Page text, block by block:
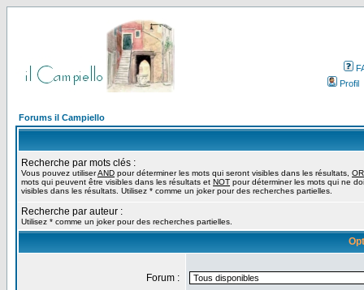
Profil
Forums il Campiello
Recherche par mots clés :
Vous pouvez utiliserAND pour déterminer les mots qui seront visibles dans les résultats, OR
mots qui peuvent être visibles dans les résultats et NOT pour déterminer les mots qui ne
visibles dans les résultats. Utilisez * comme un joker pour des recherches partielles.
Recherche par auteur :
Utilisez * comme un joker pour des recherches partielles.
Forum :